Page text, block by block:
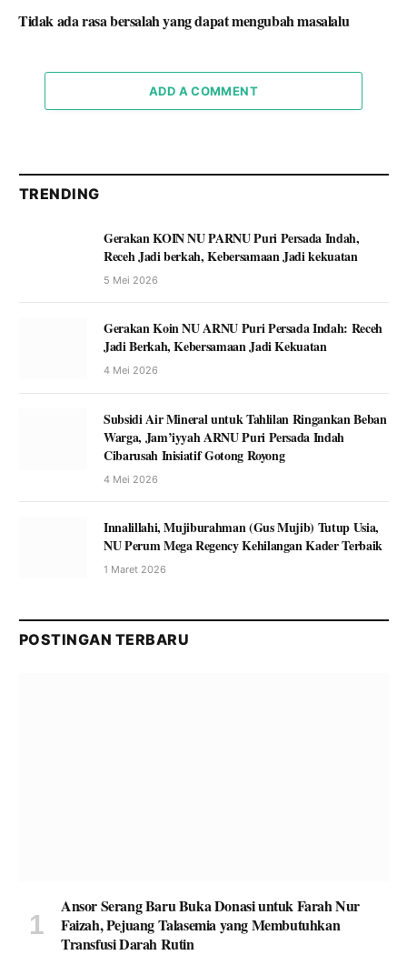
Tidak ada rasa bersalah yang dapat mengubah masalalu
ADD A COMMENT
TRENDING
Gerakan KOIN NU PARNU Puri Persada Indah,
Receh Jadi berkah, Kebersamaan Jadi kekuatan
5 Mei 2026
Gerakan Koin NU ARNU Puri Persada Indah: Receh
Jadi Berkah, Kebersamaan Jadi Kekuatan
4 Mei 2026
Subsidi Air Mineral untuk Tahlilan Ringankan Beban
Warga, Jam’iyyah ARNU Puri Persada Indah
Cibarusah Inisiatif Gotong Royong
4 Mei 2026
Innalillahi, Mujiburahman (Gus Mujib) Tutup Usia,
NU Perum Mega Regency Kehilangan Kader Terbaik
1 Maret 2026
POSTINGAN TERBARU
Ansor Serang Baru Buka Donasi untuk Farah Nur
Faizah, Pejuang Talasemia yang Membutuhkan
Transfusi Darah Rutin